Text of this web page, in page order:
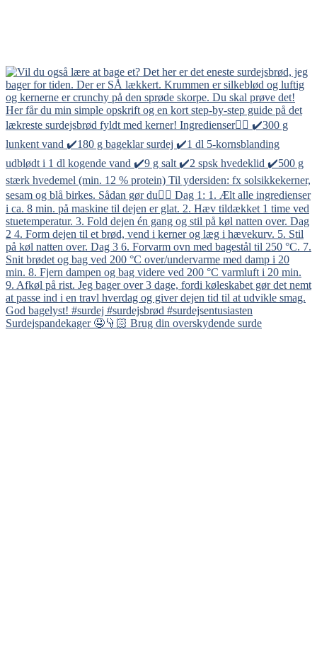
Surdejspandekager 🤤👇🏻 Brug din overskydende surde